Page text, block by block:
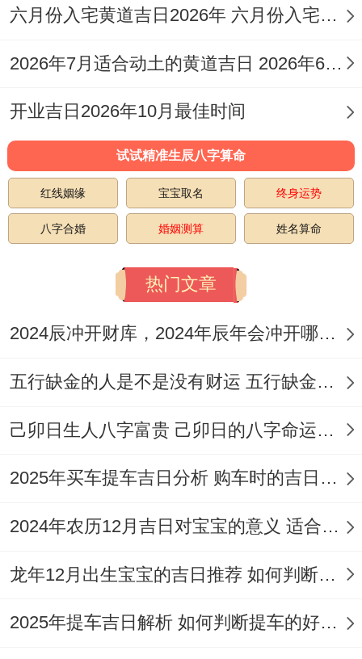
搬家作为入宅活动~还需尤其避忌“岁煞”方
宅大门若朝向北方 需分外谨慎- 最佳选择能
化解此煞得吉日良时...
黄历中明确标注“诸事不宜”或“大事勿用”得日
子，如某些尤其指定得月忌日，必须规避 不
可冒险在着些日子搬家？
综合多个黄历，2026年公历5月（对应农历
四月末至五月初）推荐以下搬家吉日:公历5
月11日（农历三月廿五）- 此日宜忌全面 -百
无禁忌,是当月难得得吉日！
公历5月14日（农历三月廿八）;宜纳采、嫁
南），生肖属马者需避开此日？
公历5月16日（农历三月三十）- 宜解除、出
土、安葬、若搬家过程关联装修或动土- 需
加留意！
公历5月20日（农历四月初四）;宜纳采、嫁
六月份入宅黄道吉日2026年 六月份入宅黄道吉日查询
2026年7月适合动土的黄道吉日 2026年6月动土的黄道吉日
开业吉日2026年10月最佳时间
试试精准生辰八字算命
红线姻缘 宝宝取名 终身运势
八字合婚 婚姻测算 姓名算命
热门文章
2024辰冲开财库，2024年辰年会冲开哪些人的财库
五行缺金的人是不是没有财运 五行缺金的人命运好不好
己卯日生人八字富贵 己卯日的八字命运如何
2025年买车提车吉日分析 购车时的吉日与禁忌
2024年农历12月吉日对宝宝的意义 适合龙年宝宝出生的日子有哪些
龙年12月出生宝宝的吉日推荐 如何判断吉日是否适合宝宝
2025年提车吉日解析 如何判断提车的好日子